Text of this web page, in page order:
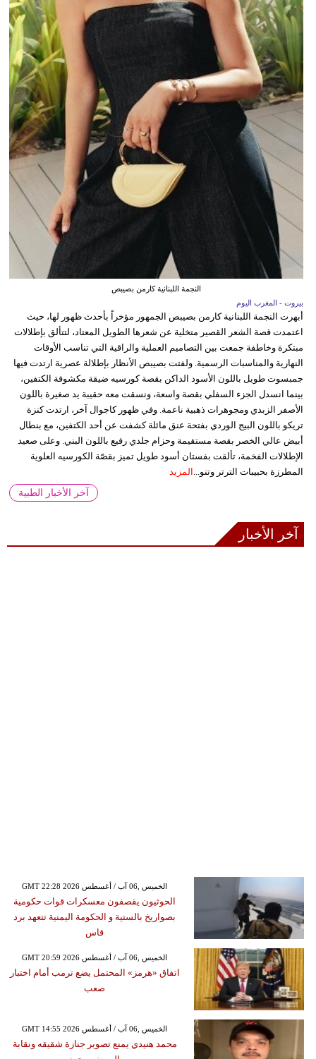
النجمة اللبنانية كارمن بصيبص
بيروت - المغرب اليوم
أبهرت النجمة اللبنانية كارمن بصيبص الجمهور مؤخراً بأحدث ظهور لها، حيث
اعتمدت قصة الشعر القصير متخلية عن شعرها الطويل المعتاد، لتتألق بإطلالات
مبتكرة وخاطفة جمعت بين التصاميم العملية والراقية التي تناسب الأوقات
النهارية والمناسبات الرسمية. ولفتت بصيبص الأنظار بإطلالة عصرية ارتدت فيها
جمبسوت طويل باللون الأسود الداكن بقصة كورسيه ضيقة مكشوفة الكتفين،
بينما انسدل الجزء السفلي بقصة واسعة، ونسقت معه حقيبة يد صغيرة باللون
الأصفر الزبدي ومجوهرات ذهبية ناعمة. وفي ظهور كاجوال آخر، ارتدت كنزة
تريكو باللون البيج الوردي بفتحة عنق مائلة كشفت عن أحد الكتفين، مع بنطال
أبيض عالي الخصر بقصة مستقيمة وحزام جلدي رفيع باللون البني. وعلى صعيد
الإطلالات الفخمة، تألقت بفستان أسود طويل تميز بقصّة الكورسيه العلوية
المطرزة بحبيبات الترتر وتنو...
المزيد
آخر الأخبار الطبية
آخر الأخبار
GMT 22:28 2026 الخميس ,06 آب / أغسطس
الحوثيون يقصفون معسكرات قوات حكومية
بصواريخ بالستية و الحكومة اليمنية تتعهد برد
قاس
GMT 20:59 2026 الخميس ,06 آب / أغسطس
اتفاق «هرمز» المحتمل يضع ترمب أمام اختبار
صعب
GMT 14:55 2026 الخميس ,06 آب / أغسطس
محمد هنيدي يمنع تصوير جنازة شقيقه ونقابة